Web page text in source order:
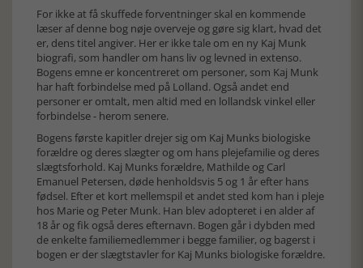
For ikke at få skuffede forventninger skal en kommende
læser af denne bog nøje overveje og gøre sig klart, hvad det
er, dens titel angiver. Her er ikke tale om en ny Kaj Munk
biografi, som handler om hans liv og levned in extenso.
Bogens emne er koncentreret om personer, som Kaj Munk
har haft forbindelse med på Lolland. Også andet end
personer er omtalt, men altid med en lollandsk vinkel eller
forbindelse - herom senere.
Bogens første kapitler drejer sig om Kaj Munks biologiske
forældre og deres slægter og om hans plejefamilie og deres
slægtsforhold. Kaj Munks forældre, Mathilde og Carl
Emanuel Petersen, døde henholdsvis 5 og 1 år efter hans
fødsel. Efter et kort mellemspil et andet sted kom han i pleje
hos Marie og Peter Munk. Han blev adopteret i en alder af
18 år og fik også deres efternavn. Bogen går i dybden med
de enkelte familiemedlemmer i begge familier, og bagerst i
bogen er der slægtstavler for Kaj Munks biologiske forældre.